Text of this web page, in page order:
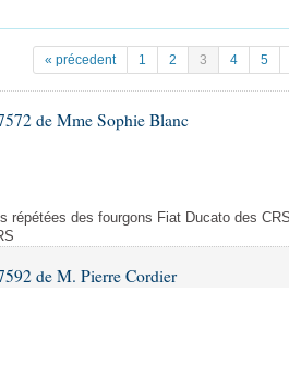
des lois
de l'Assemblée ... )
« précedent 1 2 3 4 5
de Mme Sophie Blanc
répétées des fourgons Fiat Ducato des
de M. Pierre Cordier